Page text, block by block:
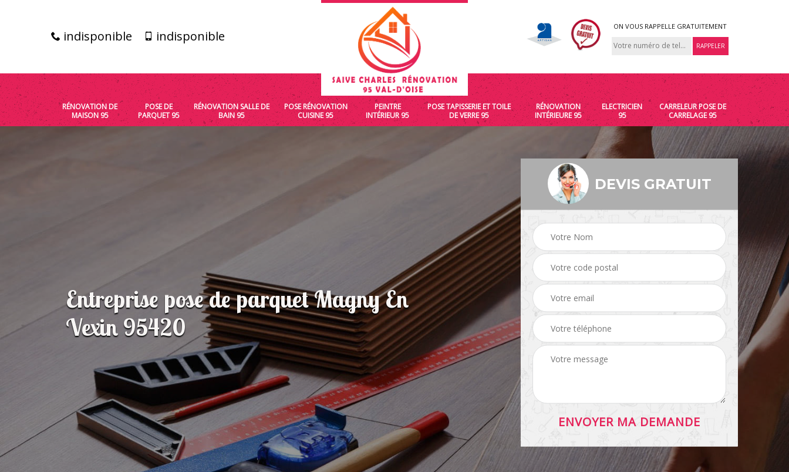
indisponible indisponible
ON VOUS RAPPELLE GRATUITEMENT
RÉNOVATION DE
MAISON 95
POSE DE
PARQUET 95
RÉNOVATION SALLE DE
BAIN 95
POSE RÉNOVATION
CUISINE 95
PEINTRE
INTÉRIEUR 95
POSE TAPISSERIE ET TOILE
DE VERRE 95
RÉNOVATION
INTÉRIEURE 95
ELECTRICIEN
95
CARRELEUR POSE DE
CARRELAGE 95
Entreprise pose de parquet Magny En
Vexin 95420
DEVIS GRATUIT